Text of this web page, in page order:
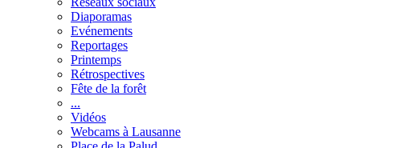
Diaporamas
Evénements
Reportages
Printemps
Rétrospectives
Fête de la forêt
...
Vidéos
Webcams à Lausanne